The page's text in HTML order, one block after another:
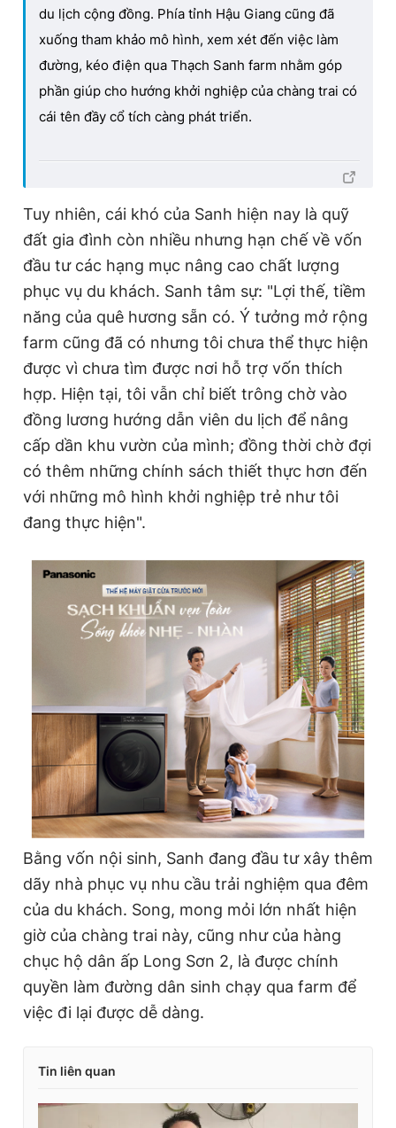
du lịch cộng đồng. Phía tỉnh Hậu Giang cũng đã
xuống tham khảo mô hình, xem xét đến việc làm
đường, kéo điện qua Thạch Sanh farm nhằm góp
phần giúp cho hướng khởi nghiệp của chàng trai có
cái tên đầy cổ tích càng phát triển.
Tuy nhiên, cái khó của Sanh hiện nay là quỹ
đất gia đình còn nhiều nhưng hạn chế về vốn
đầu tư các hạng mục nâng cao chất lượng
phục vụ du khách. Sanh tâm sự: "Lợi thế, tiềm
năng của quê hương sẵn có. Ý tưởng mở rộng
farm cũng đã có nhưng tôi chưa thể thực hiện
được vì chưa tìm được nơi hỗ trợ vốn thích
hợp. Hiện tại, tôi vẫn chỉ biết trông chờ vào
đồng lương hướng dẫn viên du lịch để nâng
cấp dần khu vườn của mình; đồng thời chờ đợi
có thêm những chính sách thiết thực hơn đến
với những mô hình khởi nghiệp trẻ như tôi
đang thực hiện".
Bằng vốn nội sinh, Sanh đang đầu tư xây thêm
dãy nhà phục vụ nhu cầu trải nghiệm qua đêm
của du khách. Song, mong mỏi lớn nhất hiện
giờ của chàng trai này, cũng như của hàng
chục hộ dân ấp Long Sơn 2, là được chính
quyền làm đường dân sinh chạy qua farm để
việc đi lại được dễ dàng.
Tin liên quan